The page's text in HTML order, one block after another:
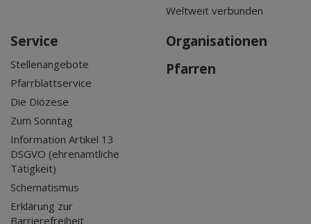
Weltweit verbunden
Service
Stellenangebote
Pfarrblattservice
Die Diözese
Zum Sonntag
Information Artikel 13
DSGVO (ehrenamtliche
Tätigkeit)
Schematismus
Erklärung zur
Barrierefreiheit
Organisationen
Pfarren